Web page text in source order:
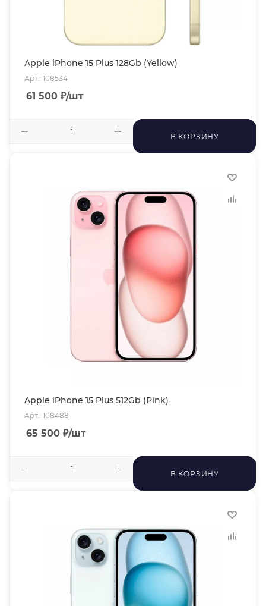
Apple iPhone 15 Plus 128Gb (Yellow)
Арт.: 108534
61 500 ₽/шт
В КОРЗИНУ
Apple iPhone 15 Plus 512Gb (Pink)
Арт.: 108488
65 500 ₽/шт
В КОРЗИНУ